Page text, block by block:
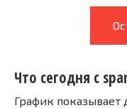
Что сегодня с
График показывает